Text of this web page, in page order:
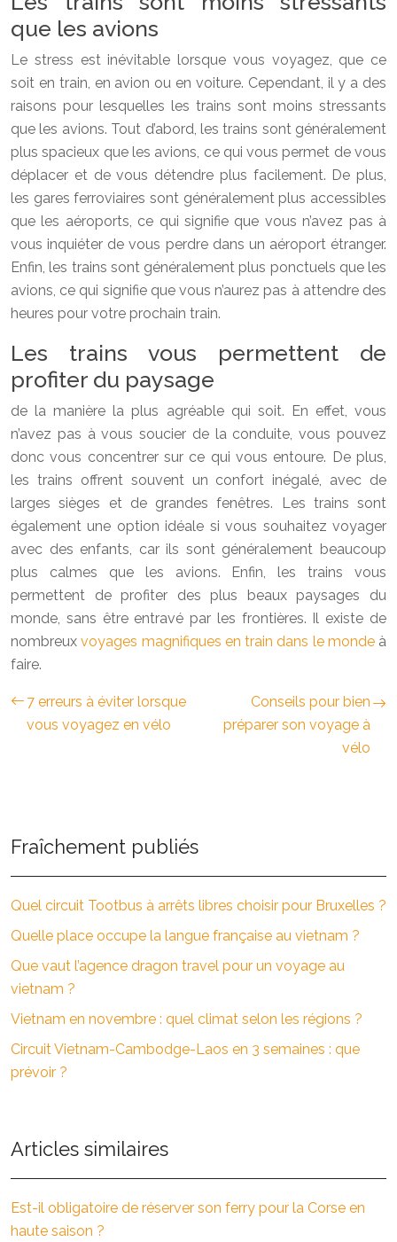
que les avions
Le stress est inévitable lorsque vous voyagez, que ce
soit en train, en avion ou en voiture. Cependant, il y a des
raisons pour lesquelles les trains sont moins stressants
que les avions. Tout d’abord, les trains sont généralement
plus spacieux que les avions, ce qui vous permet de vous
déplacer et de vous détendre plus facilement. De plus,
les gares ferroviaires sont généralement plus accessibles
que les aéroports, ce qui signifie que vous n’avez pas à
vous inquiéter de vous perdre dans un aéroport étranger.
Enfin, les trains sont généralement plus ponctuels que les
avions, ce qui signifie que vous n’aurez pas à attendre des
heures pour votre prochain train.
Les trains vous permettent de
profiter du paysage
de la manière la plus agréable qui soit. En effet, vous
n’avez pas à vous soucier de la conduite, vous pouvez
donc vous concentrer sur ce qui vous entoure. De plus,
les trains offrent souvent un confort inégalé, avec de
larges sièges et de grandes fenêtres. Les trains sont
également une option idéale si vous souhaitez voyager
avec des enfants, car ils sont généralement beaucoup
plus calmes que les avions. Enfin, les trains vous
permettent de profiter des plus beaux paysages du
monde, sans être entravé par les frontières. Il existe de
nombreuxvoyages magnifiques en train dans le mondeà
faire.
7 erreurs à éviter lorsque
vous voyagez en vélo
Conseils pour bien
préparer son voyage à
vélo
Fraîchement publiés
Quel circuit Tootbus à arrêts libres choisir pour Bruxelles ?
Quelle place occupe la langue française au vietnam ?
Que vaut l’agence dragon travel pour un voyage au
vietnam ?
Vietnam en novembre : quel climat selon les régions ?
Circuit Vietnam-Cambodge-Laos en 3 semaines : que
prévoir ?
Articles similaires
Est-il obligatoire de réserver son ferry pour la Corse en
haute saison ?